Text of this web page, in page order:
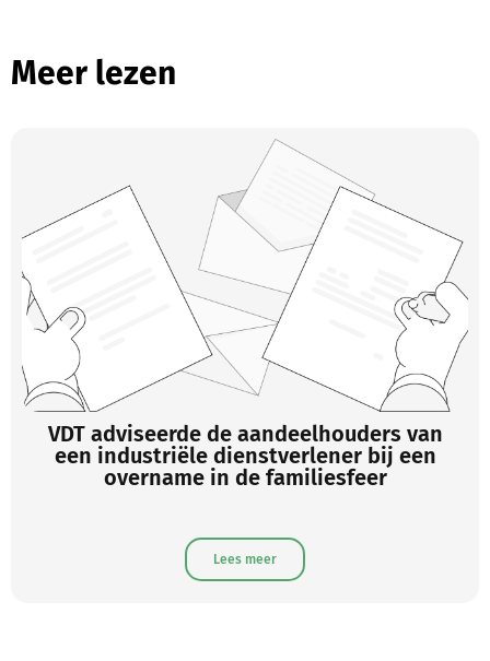
Meer lezen
VDT adviseerde de aandeelhouders van
een industriële dienstverlener bij een
overname in de familiesfeer
Lees meer